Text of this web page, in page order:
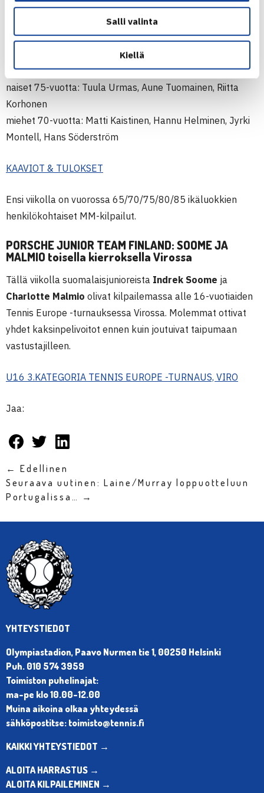
Salli valinta
Kiellä
Suomen joukkueet
naiset 65-vuotta: Renata Tuomisto, Marjo Rautvuori, Pirkko
Kuorikoski
naiset 70-vuotta: Tuija Hannukainen, Marja-Liisa Hedman,
Tuula Kuntsi
naiset 75-vuotta: Tuula Urmas, Aune Tuomainen, Riitta
Korhonen
miehet 70-vuotta: Matti Kaistinen, Hannu Helminen, Jyrki
Montell, Hans Söderström
KAAVIOT & TULOKSET
Ensi viikolla on vuorossa 65/70/75/80/85 ikäluokkien
henkilökohtaiset MM-kilpailut.
PORSCHE JUNIOR TEAM FINLAND: SOOME JA
MALMIO toisella kierroksella Virossa
Tällä viikolla suomalaisjunioreista Indrek Soome ja
Charlotte Malmio olivat kilpailemassa alle 16-vuotiaiden
Tennis Europe -turnauksessa Virossa. Molemmat ottivat
yhdet kaksinpelivoitot ennen kuin joutuivat taipumaan
vastustajilleen.
U16 3.KATEGORIA TENNIS EUROPE -TURNAUS, VIRO
Jaa:
← Edellinen
Seuraava uutinen: Laine/Murray loppuotteluun
Portugalissa… →
YHTEYSTIEDOT
Olympiastadion, Paavo Nurmen tie 1, 00250 Helsinki
Puh. 010 574 3959
Toimiston puhelinajat:
ma-pe klo 10.00-12.00
Muina aikoina olkaa yhteydessä
sähköpostitse: toimisto@tennis.fi
KAIKKI YHTEYSTIEDOT →
ALOITA HARRASTUS →
ALOITA KILPAILEMINEN →